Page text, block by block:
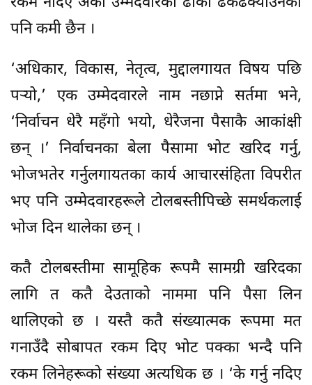
पनि कमी छैन ।
‘अधिकार, विकास, नेतृत्व, मुद्दालगायत विषय पछि
पर्‍यो,’ एक उम्मेदवारले नाम नछाप्ने सर्तमा भने,
‘निर्वाचन धेरै महँगो भयो, धेरैजना पैसाकै आकांक्षी
छन् ।’ निर्वाचनका बेला पैसामा भोट खरिद गर्नु,
भोजभतेर गर्नुलगायतका कार्य आचारसंहिता विपरीत
भए पनि उम्मेदवारहरूले टोलबस्तीपिच्छे समर्थकलाई
भोज दिन थालेका छन् ।
कतै टोलबस्तीमा सामूहिक रूपमै सामग्री खरिदका
लागि त कतै देउताको नाममा पनि पैसा लिन
थालिएको छ । यस्तै कतै संख्यात्मक रूपमा मत
गनाउँदै सोबापत रकम दिए भोट पक्का भन्दै पनि
रकम लिनेहरूको संख्या अत्यधिक छ । ‘के गर्नु नदिए